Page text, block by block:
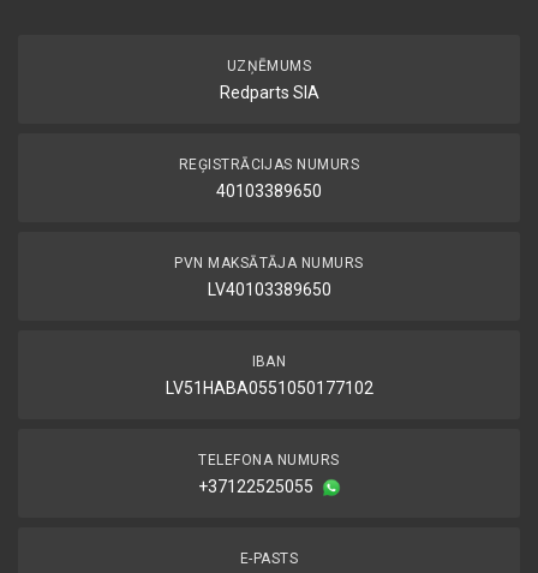
UZŅĒMUMS
Redparts SIA
REĢISTRĀCIJAS NUMURS
40103389650
PVN MAKSĀTĀJA NUMURS
LV40103389650
IBAN
LV51HABA0551050177102
TELEFONA NUMURS
+37122525055
E-PASTS